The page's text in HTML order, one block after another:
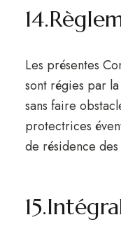
Les présentes
sont régies par
sans faire
protectrices
de résidence